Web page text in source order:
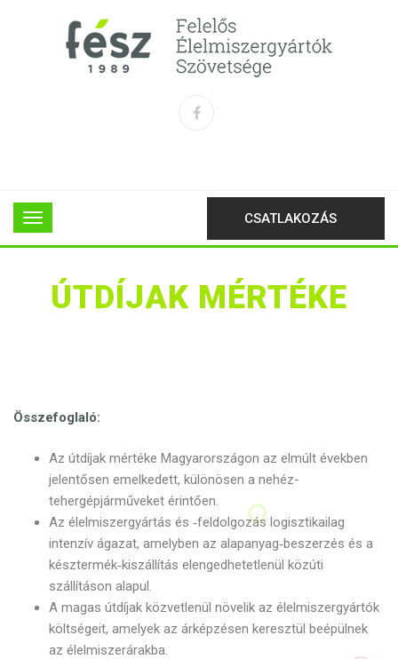
CSATLAKOZÁS
ÚTDÍJAK MÉRTÉKE
Összefoglaló:
Az útdíjak mértéke Magyarországon az elmúlt években
jelentősen emelkedett, különösen a nehéz-
tehergépjárműveket érintően.
Az élelmiszergyártás és ‑feldolgozás logisztikailag
intenzív ágazat, amelyben az alapanyag‑beszerzés és a
késztermék‑kiszállítás elengedhetetlenül közúti
szállításon alapul.
A magas útdíjak közvetlenül növelik az élelmiszergyártók
költségeit, amelyek az árképzésen keresztül beépülnek
az élelmiszerárakba.